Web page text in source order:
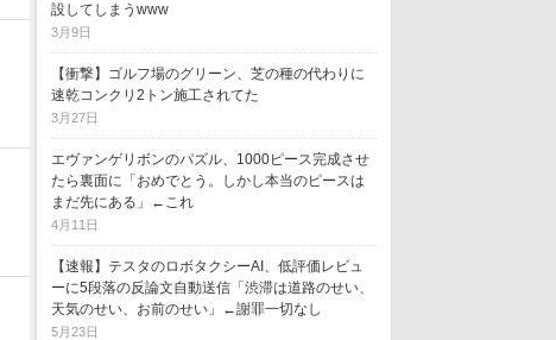
設してしまうwww
3月9日
【衝撃】ゴルフ場のグリーン、芝の種の代わりに
速乾コンクリ2トン施工されてた
3月27日
エヴァンゲリボンのパズル、1000ピース完成させ
たら裏面に「おめでとう。しかし本当のピースは
まだ先にある」←これ
4月11日
【速報】テスタのロボタクシーAI、低評価レビュ
ーに5段落の反論文自動送信「渋滞は道路のせい、
天気のせい、お前のせい」←謝罪一切なし
5月23日